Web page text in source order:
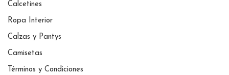
Calcetines
Ropa Interior
Calzas y Pantys
Camisetas
Términos y Condiciones